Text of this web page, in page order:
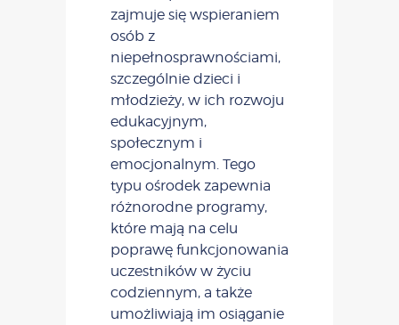
zajmuje się wspieraniem
osób z
niepełnosprawnościami,
szczególnie dzieci i
młodzieży, w ich rozwoju
edukacyjnym,
społecznym i
emocjonalnym. Tego
typu ośrodek zapewnia
różnorodne programy,
które mają na celu
poprawę funkcjonowania
uczestników w życiu
codziennym, a także
umożliwiają im osiąganie